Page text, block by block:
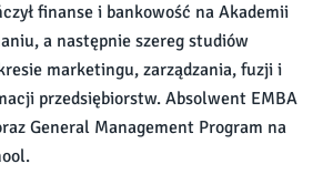
finanse i bankowość na Akademii
a następnie szereg studiów
marketingu, zarządzania, fuzji i
przedsiębiorstw. Absolwent EMBA
General Management Program na